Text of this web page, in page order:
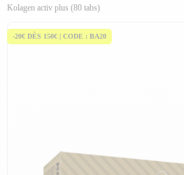
Kolagen activ plus (80 tabs)
-20€ DÈS 150€ | CODE : BA20